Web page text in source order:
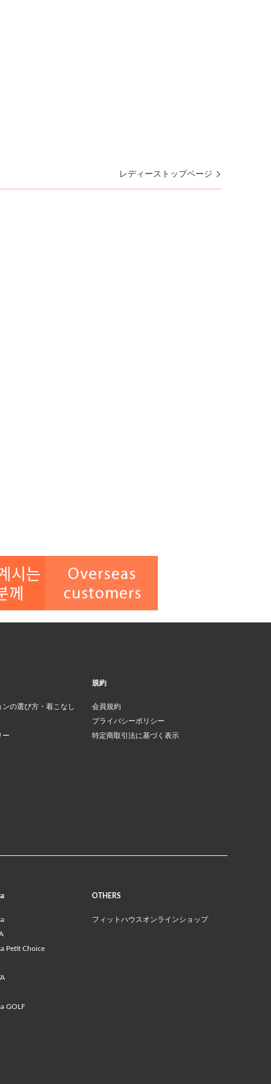
レディーストップページ
ンの選び方・着こなし
ー
規約
会員規約
プライバシーポリシー
特定商取引法に基づく表示
Petit Choice
GOLF
OTHERS
フィットハウスオンラインショップ